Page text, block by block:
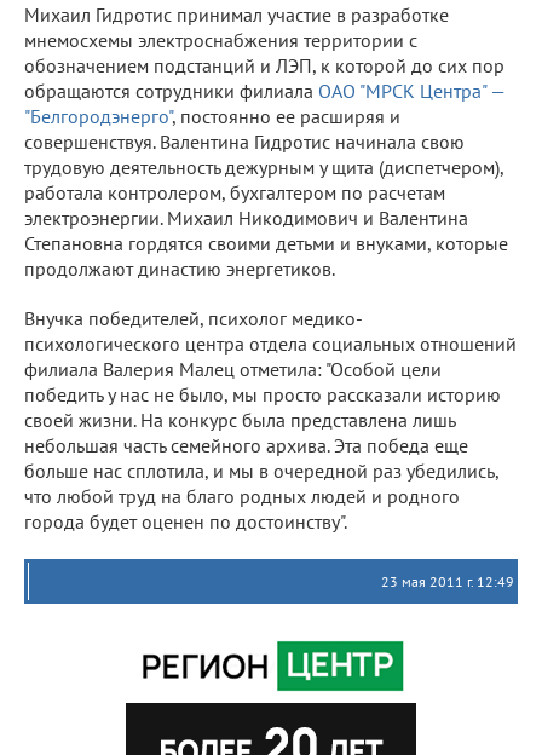
Михаил Гидротис принимал участие в разработке
мнемосхемы электроснабжения территории с
обозначением подстанций и ЛЭП, к которой до сих пор
обращаются сотрудники филиала ОАО "МРСК Центра" —
"Белгородэнерго", постоянно ее расширяя и
совершенствуя. Валентина Гидротис начинала свою
трудовую деятельность дежурным у щита (диспетчером),
работала контролером, бухгалтером по расчетам
электроэнергии. Михаил Никодимович и Валентина
Степановна гордятся своими детьми и внуками, которые
продолжают династию энергетиков.
Внучка победителей, психолог медико-
психологического центра отдела социальных отношений
филиала Валерия Малец отметила: "Особой цели
победить у нас не было, мы просто рассказали историю
своей жизни. На конкурс была представлена лишь
небольшая часть семейного архива. Эта победа еще
больше нас сплотила, и мы в очередной раз убедились,
что любой труд на благо родных людей и родного
города будет оценен по достоинству".
23 мая 2011 г. 12:49